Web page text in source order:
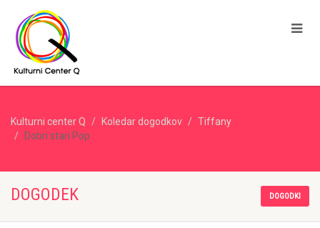
Kulturni center Q Koledar dogodkov
Tiffany
Dobri stari Pop
DOGODEK DOGODKI